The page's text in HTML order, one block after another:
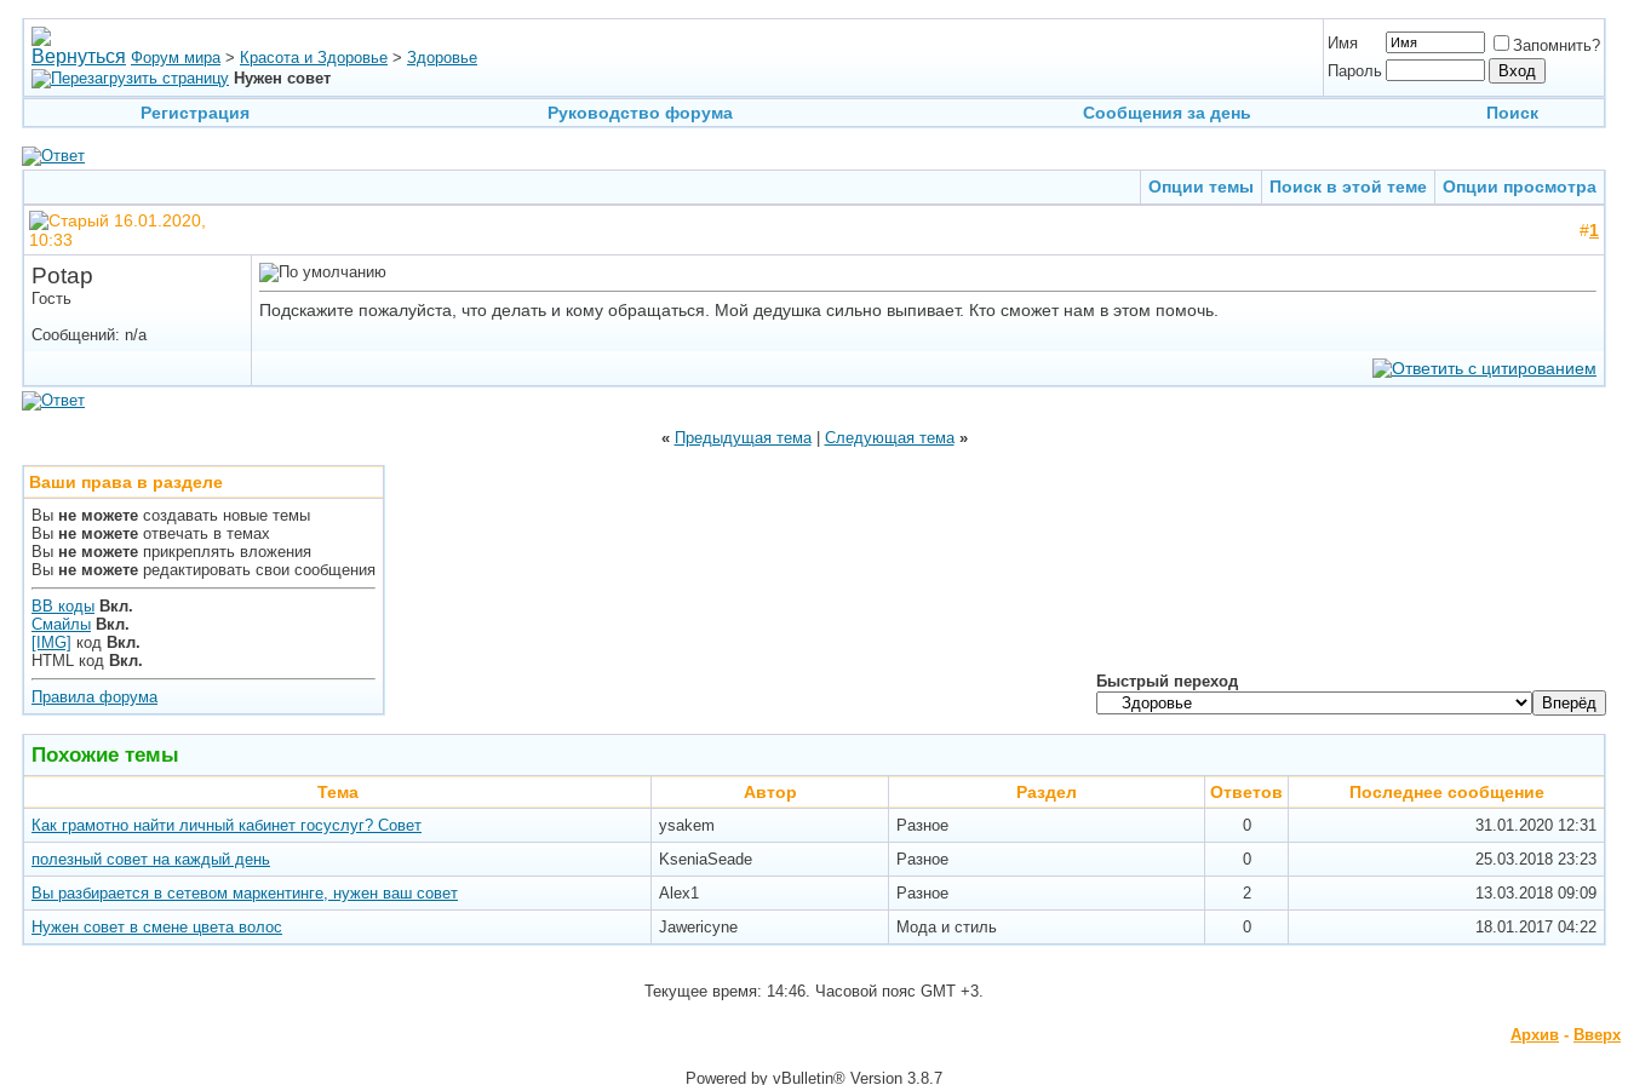
Форум мира > Красота и Здоровье > Здоровье
Нужен совет
Имя
Запомнить?
Пароль
Регистрация Руководство форума Сообщения за день Поиск
Опции темы Поиск в этой теме
Опции просмотра
16.01.2020,
10:33
#1
Potap
Гость
Сообщений: n/a
Подскажите пожалуйста, что делать и кому обращаться. Мой дедушка сильно выпивает. Кто сможет нам в этом помочь.
« Предыдущая тема| Следующая тема »
Ваши права в разделе
Вы не можете создавать новые темы
Вы не можете отвечать в темах
Вы не можете прикреплять вложения
Вы не можете редактировать свои сообщения
BB коды Вкл.
Смайлы Вкл.
[IMG] код Вкл.
HTML код Вкл.
Правила форума
Быстрый переход
Похожие темы
Тема Автор Раздел Ответов Последнее сообщение
Как грамотно найти личный кабинет госуслуг? Совет ysakem Разное 0 31.01.2020 12:31
полезный совет на каждый день
KseniaSeade Разное 0 25.03.2018 23:23
Вы разбирается в сетевом маркентинге, нужен ваш совет
Alex1 Разное 2 13.03.2018 09:09
Нужен совет в смене цвета волос
Jawericyne Мода и стиль 0 18.01.2017 04:22
Текущее время: 14:46. Часовой пояс GMT +3.
Архив - Вверх
Powered by vBulletin® Version 3.8.7